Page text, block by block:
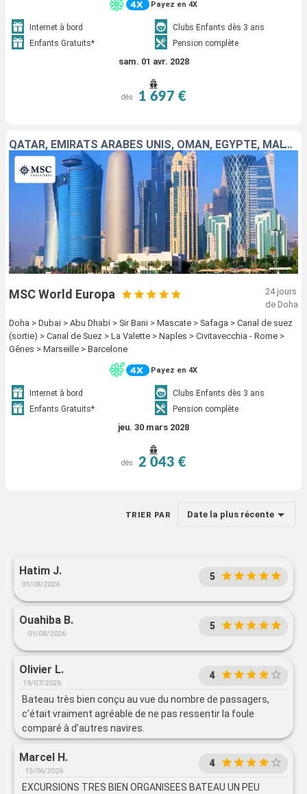
Payez en 4X
Internet à bord
Clubs Enfants dès 3 ans
Enfants Gratuits*
Pension complète
sam. 01 avr. 2028
dès 1 697 €
QATAR, EMIRATS ARABES UNIS, OMAN, EGYPTE, MALTE, ITALIE, FRANCE, ESPAGNE
MSC World Europa
24 jours
de Doha
Doha > Dubai > Abu Dhabi > Sir Bani > Mascate > Safaga > Canal de suez
(sortie) > Canal de Suez > La Valette > Naples > Civitavecchia - Rome >
Gênes > Marseille > Barcelone
Payez en 4X
Internet à bord
Clubs Enfants dès 3 ans
Enfants Gratuits*
Pension complète
jeu. 30 mars 2028
dès 2 043 €
TRIER PAR Date la plus récente
Hatim J.
01/08/2026
5
Ouahiba B.
01/08/2026
5
Olivier L.
19/07/2026
4
Bateau très bien conçu au vue du nombre de passagers,
c’était vraiment agréable de ne pas ressentir la foule
comparé à d’autres navires.
Marcel H.
15/06/2026
4
EXCURSIONS TRES BIEN ORGANISEES BATEAU UN PEU